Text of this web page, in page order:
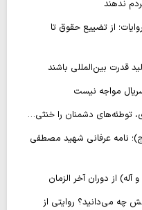
ندهند
از تضییع حقوق تا
قدرت بین‌المللی باشند
مواجه نیست
توطئه‌های دشمنان را خنثی…
نامه عرفانی شهید مصطفی
آله) از دوران آخر الزمان
چه می‌دانید؟ روایتی از